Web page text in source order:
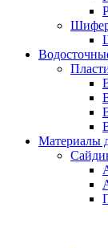
Материалы